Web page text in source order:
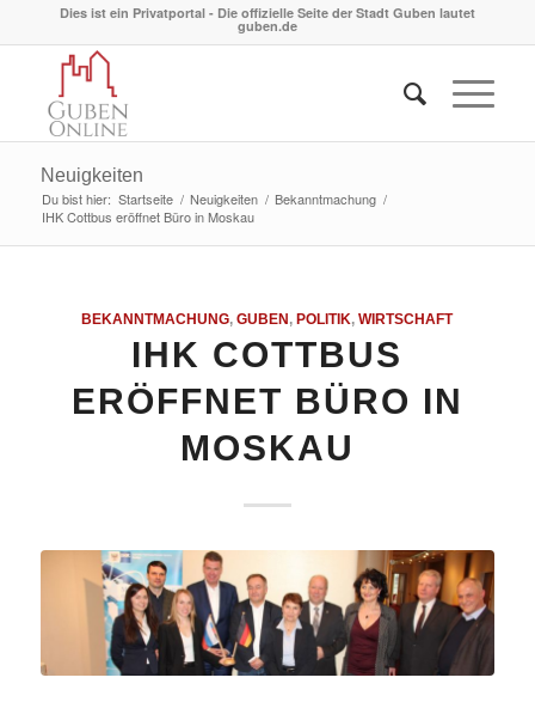
Dies ist ein Privatportal - Die offizielle Seite der Stadt Guben lautet
guben.de
Neuigkeiten
Du bist hier: Startseite / Neuigkeiten / Bekanntmachung /
IHK Cottbus eröffnet Büro in Moskau
BEKANNTMACHUNG,GUBEN,POLITIK,WIRTSCHAFT
IHK COTTBUS
ERÖFFNET BÜRO IN
MOSKAU